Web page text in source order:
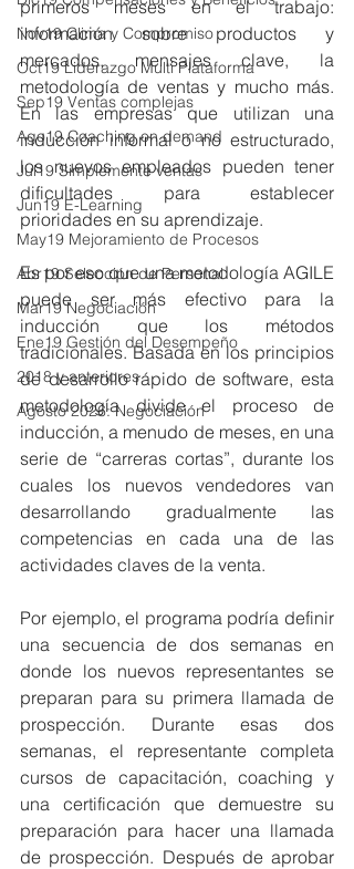
Nov19 Clima y Compromiso
Oct19 Liderazgo Multi Plataforma
Sep19 Ventas complejas
Ago19 Coaching on demand
Jul19 Simplemente ventas
Jun19 E-Learning
May19 Mejoramiento de Procesos
Abr19 Selección de Personal
Mar19 Negociación
Ene19 Gestión del Desempeño
2018 y anteriores
Agosto 2026: Negociación
primeros meses en el trabajo:
información sobre productos y
mercados, mensajes clave, la
metodología de ventas y mucho más.
En las empresas que utilizan una
inducción informal o no estructurado,
los nuevos empleados pueden tener
dificultades para establecer
prioridades en su aprendizaje.
Es por eso que una metodología AGILE
puede ser más efectivo para la
inducción que los métodos
tradicionales. Basada en los principios
de desarrollo rápido de software, esta
metodología divide el proceso de
inducción, a menudo de meses, en una
serie de “carreras cortas”, durante los
cuales los nuevos vendedores van
desarrollando gradualmente las
competencias en cada una de las
actividades claves de la venta.
Por ejemplo, el programa podría definir
una secuencia de dos semanas en
donde los nuevos representantes se
preparan para su primera llamada de
prospección. Durante esas dos
semanas, el representante completa
cursos de capacitación, coaching y
una certificación que demuestre su
preparación para hacer una llamada
de prospección. Después de aprobar